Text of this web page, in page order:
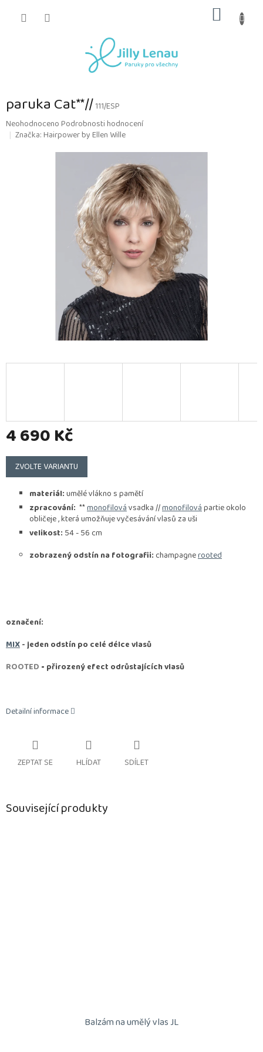
KOŠÍK
paruka Cat**//111/ESP
Průměrné
hodnocení
NeohodnocenoPodrobnosti hodnocení
Značka:Hairpower by Ellen Wille
4 690 Kč
Měrná
cena:
ZVOLTE VARIANTU
materiál:umělé vlákno s pamětí
zpracování: **monofilovávsadka //monofilovápartie okolo
obličeje , která umožňuje vyčesávání vlasů za uši
velikost: 54 - 56 cm
zobrazený odstín na fotografii: champagnerooted
označení:
MIX- jeden odstín po celé délce vlasů
ROOTED - přirozený efect odrůstajících vlasů
Detailní informace
ZEPTAT SE HLÍDAT SDÍLET
Související produkty
Balzám na umělý vlas JL